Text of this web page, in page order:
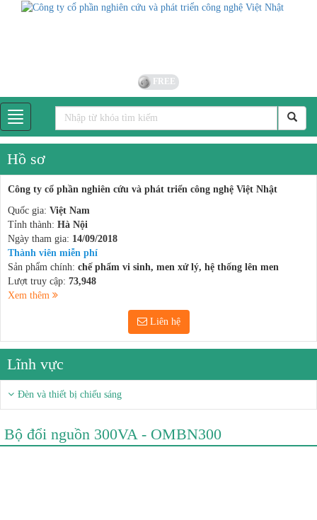
FREE
Hồ sơ
Công ty cổ phần nghiên cứu và phát triển công nghệ Việt Nhật
Quốc gia: Việt Nam
Tỉnh thành: Hà Nội
Ngày tham gia: 14/09/2018
Thành viên miễn phí
Sản phẩm chính: chế phẩm vi sinh, men xử lý, hệ thống lên men
Lượt truy cập: 73,948
Xem thêm
Liên hệ
Lĩnh vực
Đèn và thiết bị chiếu sáng
Bộ đổi nguồn 300VA - OMBN300